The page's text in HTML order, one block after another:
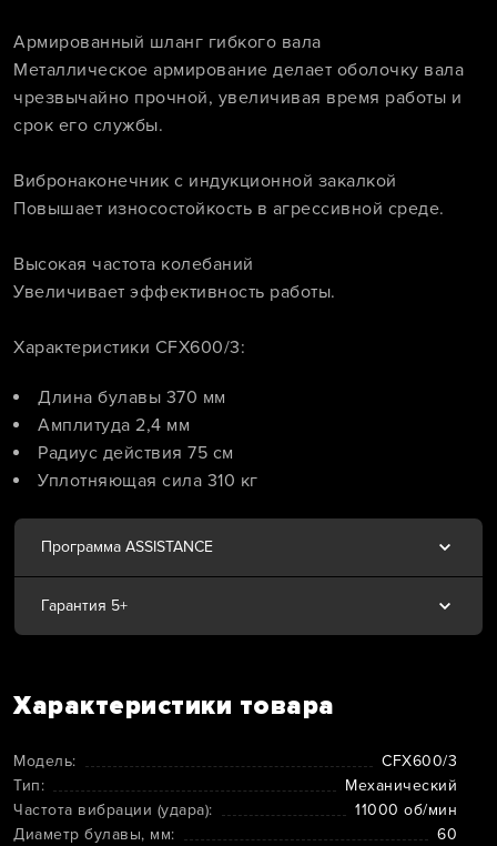
Армированный шланг гибкого вала
Металлическое армирование делает оболочку вала
чрезвычайно прочной, увеличивая время работы и
срок его службы.
Вибронаконечник с индукционной закалкой
Повышает износостойкость в агрессивной среде.
Высокая частота колебаний
Увеличивает эффективность работы.
Характеристики CFX600/3:
Длина булавы 370 мм
Амплитуда 2,4 мм
Радиус действия 75 см
Уплотняющая сила 310 кг
Программа ASSISTANCE
Гарантия 5+
Характеристики товара
Модель:
CFX600/3
Тип:
Механический
Частота вибрации (удара):
11000 об/мин
Диаметр булавы, мм:
60